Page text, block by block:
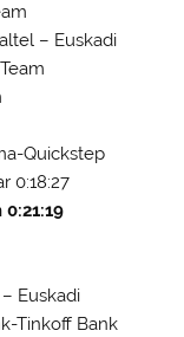
– Euskadi
Quickstep
0:18:27
Euskadi
Tinkoff Bank